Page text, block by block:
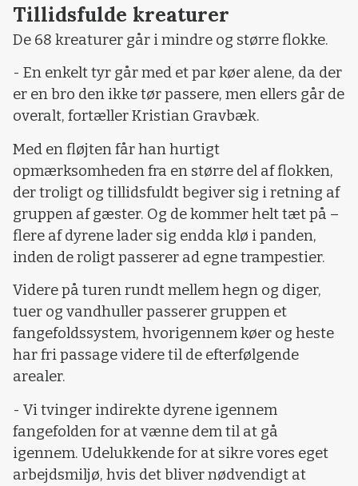
Tillidsfulde kreaturer
De 68 kreaturer går i mindre og større flokke.
- En enkelt tyr går med et par køer alene, da der
er en bro den ikke tør passere, men ellers går de
overalt, fortæller Kristian Gravbæk.
Med en fløjten får han hurtigt
opmærksomheden fra en større del af flokken,
der troligt og tillidsfuldt begiver sig i retning af
gruppen af gæster. Og de kommer helt tæt på –
flere af dyrene lader sig endda klø i panden,
inden de roligt passerer ad egne trampestier.
Videre på turen rundt mellem hegn og diger,
tuer og vandhuller passerer gruppen et
fangefoldssystem, hvorigennem køer og heste
har fri passage videre til de efterfølgende
arealer.
- Vi tvinger indirekte dyrene igennem
fangefolden for at vænne dem til at gå
igennem. Udelukkende for at sikre vores eget
arbejdsmiljø, hvis det bliver nødvendigt at